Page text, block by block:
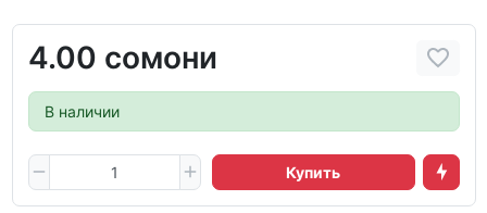
4.00 сомони
В наличии
Купить